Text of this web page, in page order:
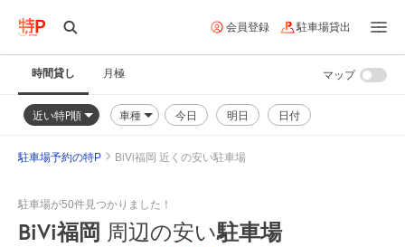
会員登録 駐車場貸出
時間貸し 月極
近い特P順 車種 今日 明日 日付
マップ
駐車場予約の特P BiVi福岡 近くの安い駐車場
駐車場が50件見つかりました！
BiVi福岡 周辺の安い駐車場